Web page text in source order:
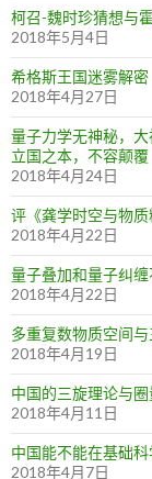
柯召-魏时珍猜想与
2018年5月4日
希格斯王国迷雾解密
2018年4月27日
量子力学无神秘，
立国之本，不容颠覆
2018年4月24日
评《龚学时空与物质
2018年4月22日
量子叠加和量子纠缠
2018年4月22日
多重复数物质空间
2018年4月19日
中国的三旋理论与
2018年4月11日
中国能不能在基础科
2018年4月7日